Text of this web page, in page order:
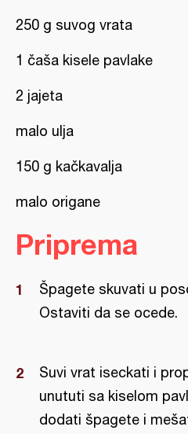
250 g suvog vrata
1 čaša kisele pavlake
2 jajeta
malo ulja
150 g kačkavalja
malo origane
Priprema
Špagete skuvati u
Ostaviti da se ocede.
Suvi vrat iseckati i
unututi sa kiselom
dodati špagete i